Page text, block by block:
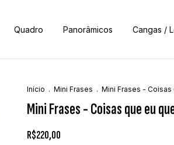
Quadro Panorâmicos Cangas /
Início . Mini Frases . Mini Frases -
Mini Frases - Coisas que eu
R$220,00